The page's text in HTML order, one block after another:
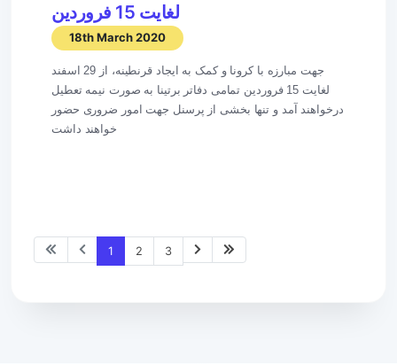
لغایت 15 فروردین
18th March 2020
جهت مبارزه با کرونا و کمک به ایجاد قرنطینه، از 29 اسفند
لغایت 15 فروردین تمامی دفاتر برتینا به صورت نیمه تعطیل
درخواهند آمد و تنها بخشی از پرسنل جهت امور ضروری حضور
خواهند داشت
1 2 3